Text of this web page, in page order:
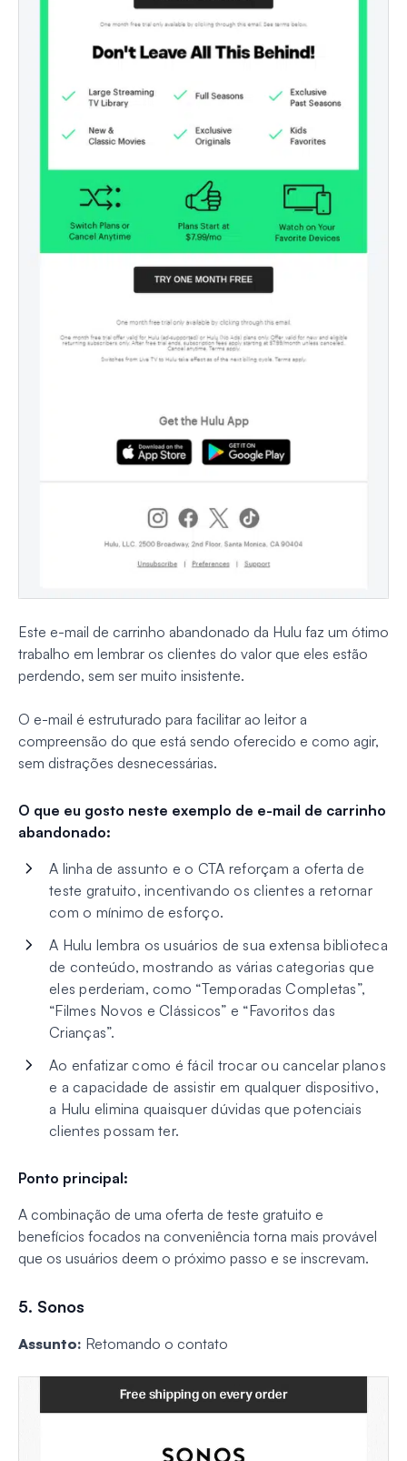
Este e-mail de carrinho abandonado da Hulu faz um ótimo
trabalho em lembrar os clientes do valor que eles estão
perdendo, sem ser muito insistente.
O e-mail é estruturado para facilitar ao leitor a
compreensão do que está sendo oferecido e como agir,
sem distrações desnecessárias.
O que eu gosto neste exemplo de e-mail de carrinho
abandonado:
A linha de assunto e o CTA reforçam a oferta de
teste gratuito, incentivando os clientes a retornar
com o mínimo de esforço.
A Hulu lembra os usuários de sua extensa biblioteca
de conteúdo, mostrando as várias categorias que
eles perderiam, como “Temporadas Completas”,
“Filmes Novos e Clássicos” e “Favoritos das
Crianças”.
Ao enfatizar como é fácil trocar ou cancelar planos
e a capacidade de assistir em qualquer dispositivo,
a Hulu elimina quaisquer dúvidas que potenciais
clientes possam ter.
Ponto principal:
A combinação de uma oferta de teste gratuito e
benefícios focados na conveniência torna mais provável
que os usuários deem o próximo passo e se inscrevam.
5. Sonos
Assunto: Retomando o contato